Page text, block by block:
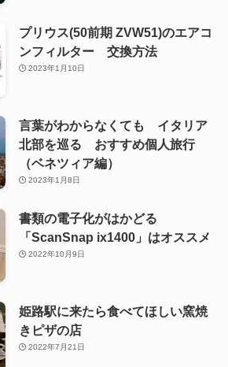
プリウス(50前期 ZVW51)のエアコ
ンフィルター 交換方法
2023年1月10日
言葉がわからなくても イタリア
北部を巡る おすすめ個人旅行
（ベネツィア編）
2023年1月8日
書類の電子化がはかどる
「ScanSnap ix1400」はオススメ
2022年10月9日
姫路駅に来たら食べてほしい窯焼
きピザの店
2022年7月21日